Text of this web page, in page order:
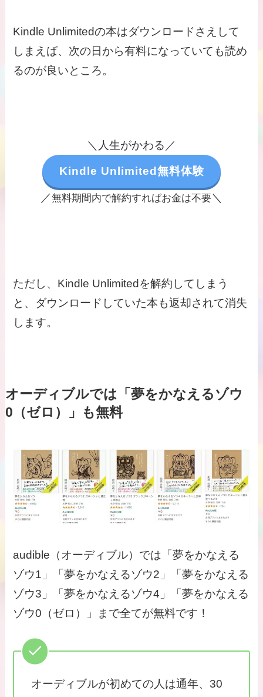
Kindle Unlimitedの本はダウンロードさえして
しまえば、次の日から有料になっていても読め
るのが良いところ。
＼人生がかわる／
Kindle Unlimited無料体験
／無料期間内で解約すればお金は不要＼
ただし、Kindle Unlimitedを解約してしまう
と、ダウンロードしていた本も返却されて消失
します。
オーディブルでは「夢をかなえるゾウ
0（ゼロ）」も無料
audible（オーディブル）では「夢をかなえる
ゾウ1」「夢をかなえるゾウ2」「夢をかなえる
ゾウ3」「夢をかなえるゾウ4」「夢をかなえる
ゾウ0（ゼロ）」まで全てが無料です！
オーディブルが初めての人は通年、30